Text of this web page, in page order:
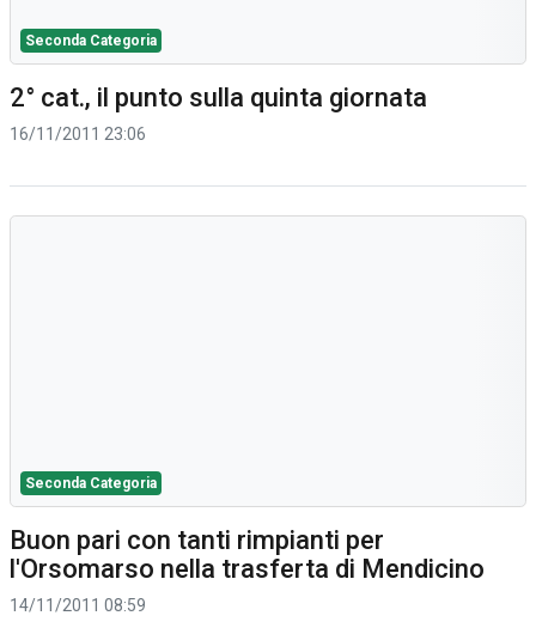
Seconda Categoria
2° cat., il punto sulla quinta giornata
16/11/2011 23:06
Seconda Categoria
Buon pari con tanti rimpianti per
l'Orsomarso nella trasferta di Mendicino
14/11/2011 08:59